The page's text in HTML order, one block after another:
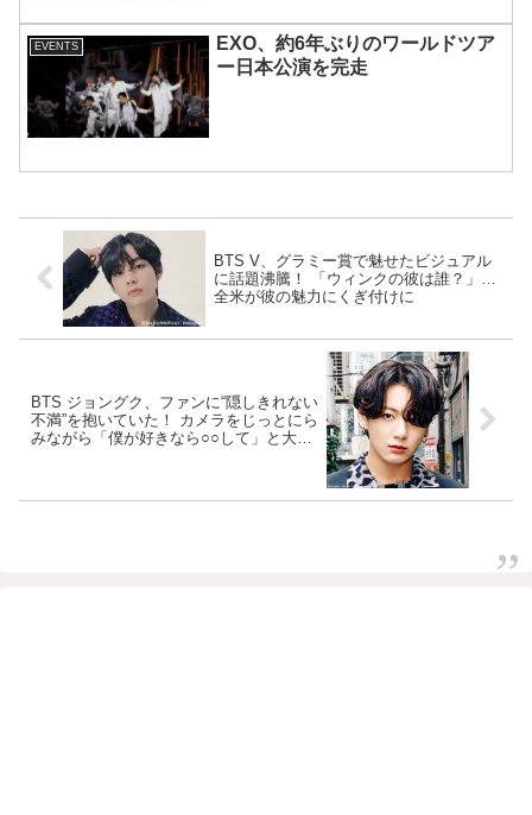
EVENTS
EXO、約6年ぶりのワールドツア
ー日本公演を完走
BTS V、グラミー賞で魅せたビジュアル
に話題沸騰！ 「ウィンクの彼は誰？」…
全米が彼の魅力にくぎ付けに
BTS ジョングク、ファンに“隠しきれない
不満”を抱いていた！ カメラをじっとにら
みながら「僕が好きなら○○して」と大胆